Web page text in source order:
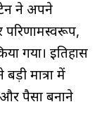
ने अपने
गया। इतिहास
मात्रा में
पैसा बनाने